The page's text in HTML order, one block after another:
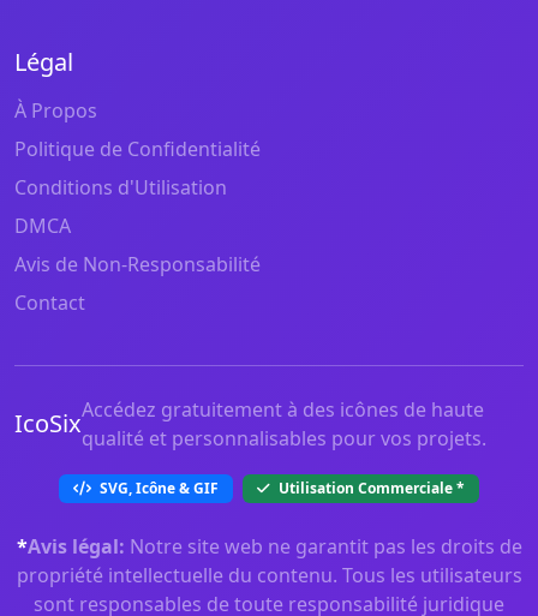
Légal
À Propos
Politique de Confidentialité
Conditions d'Utilisation
DMCA
Avis de Non-Responsabilité
Contact
IcoSixAccédez gratuitement à des icônes de haute
qualité et personnalisables pour vos projets.
SVG, Icône & GIF Utilisation Commerciale*
*Avis légal: Notre site web ne garantit pas les droits de
propriété intellectuelle du contenu. Tous les utilisateurs
sont responsables de toute responsabilité juridique